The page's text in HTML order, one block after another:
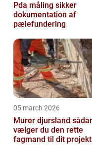
Pda måling sikker
dokumentation af
pælefundering
05 march 2026
Murer djursland sådan
vælger du den rette
fagmand til dit projekt